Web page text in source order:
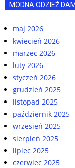
MODNA ODZIEŻ
maj 2026
kwiecień 2026
marzec 2026
luty 2026
styczeń 2026
grudzień 2025
listopad 2025
październik 2025
wrzesień 2025
sierpień 2025
lipiec 2025
czerwiec 2025